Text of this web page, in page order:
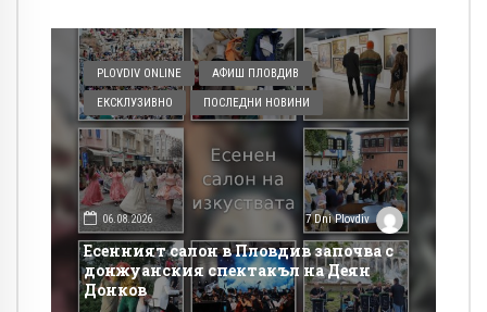
PLOVDIV ONLINE АФИШ ПЛОВДИВ
ЕКСКЛУЗИВНО ПОСЛЕДНИ НОВИНИ
06.08.2026 7 Dni Plovdiv
Есенният салон в Пловдив започва с
донжуанския спектакъл на Деян
Донков